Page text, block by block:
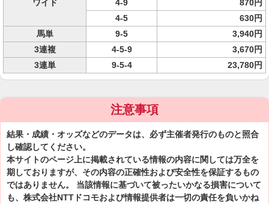
ワイド
4-9
870円
4-5
630円
馬単
9-5
3,940円
3連複
4-5-9
3,670円
3連単
9-5-4 23,780円
注意事項
結果・成績・オッズなどのデータは、必ず主催者発行のものと照合
し確認してください。
本サイトのページ上に掲載されている情報の内容に関しては万全を
期しておりますが、その内容の正確性および安全性を保証するもの
ではありません。 当該情報に基づいて被ったいかなる損害について
も、株式会社NTTドコモおよび情報提供者は一切の責任を負いかね